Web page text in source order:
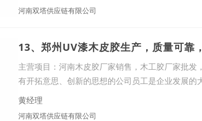
河南双塔供应链有限公司
13、郑州UV漆木皮胶生产，质量可靠
主营项目：河南木皮胶厂家销售，木工胶厂家批
有开拓意思、创新的思想的公司员工是企业发展的
企
黄经理
河南双塔供应链有限公司